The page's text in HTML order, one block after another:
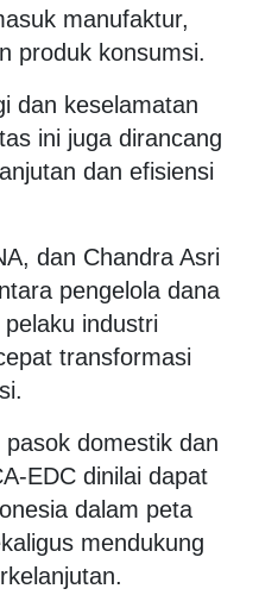
manufaktur,
produk konsumsi.
dan keselamatan
ini juga dirancang
dan efisiensi
dan Chandra Asri
pengelola dana
industri
transformasi
domestik dan
EDC dinilai dapat
dalam peta
mendukung